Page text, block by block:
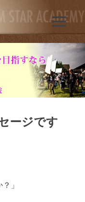
MENU
ージです
」